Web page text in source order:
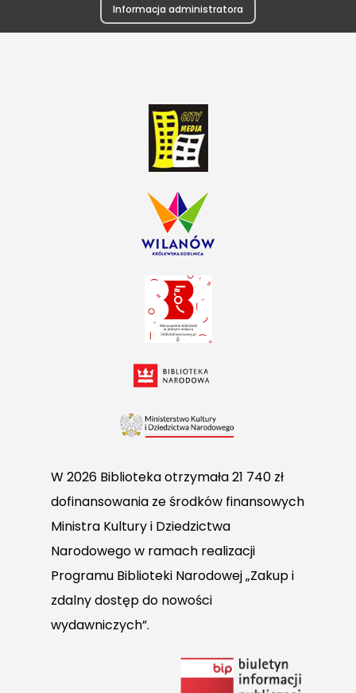
Informacja administratora
W 2026 Biblioteka otrzymała 21 740 zł
dofinansowania ze środków finansowych
Ministra Kultury i Dziedzictwa
Narodowego w ramach realizacji
Programu Biblioteki Narodowej „Zakup i
zdalny dostęp do nowości
wydawniczych”.